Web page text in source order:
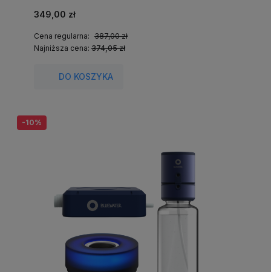
349,00 zł
Cena regularna: 387,00 zł
Najniższa cena: 374,05 zł
DO KOSZYKA
-10%